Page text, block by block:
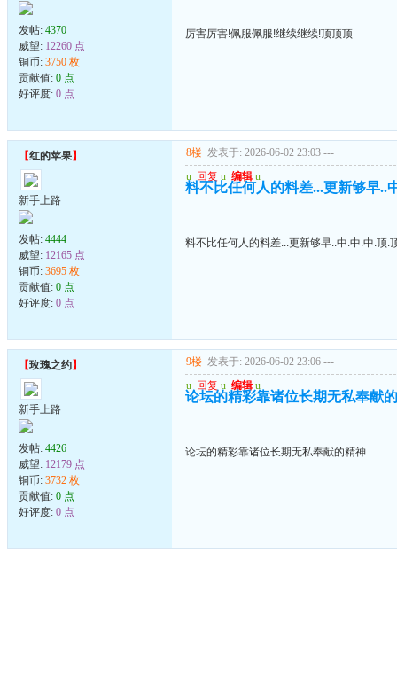
发帖: 4370
威望: 12260 点
铜币: 3750 枚
贡献值: 0 点
好评度: 0 点
厉害厉害!佩服佩服!继续继续!顶顶顶
【红的苹果】
新手上路
发帖: 4444
威望: 12165 点
铜币: 3695 枚
贡献值: 0 点
好评度: 0 点
8楼 发表于: 2026-06-02 23:03 ---
u 回复 u 编辑 u
料不比任何人的料差...更新够早..
料不比任何人的料差...更新够早..中.中.中.顶.
【玫瑰之约】
新手上路
发帖: 4426
威望: 12179 点
铜币: 3732 枚
贡献值: 0 点
好评度: 0 点
9楼 发表于: 2026-06-02 23:06 ---
u 回复 u 编辑 u
论坛的精彩靠诸位长期无私奉献
论坛的精彩靠诸位长期无私奉献的精神